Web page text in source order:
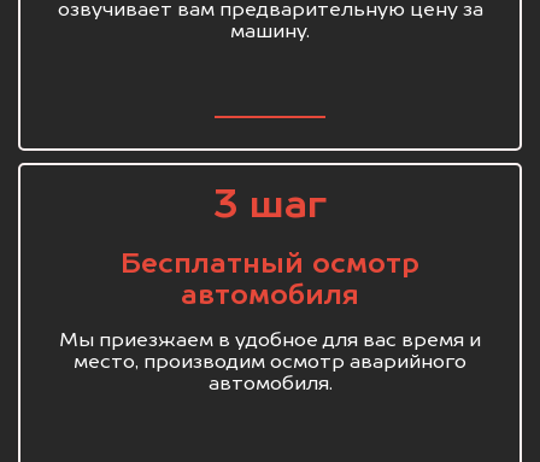
озвучивает вам предварительную цену за
машину.
3 шаг
Бесплатный осмотр
автомобиля
Мы приезжаем в удобное для вас время и
место, производим осмотр аварийного
автомобиля.